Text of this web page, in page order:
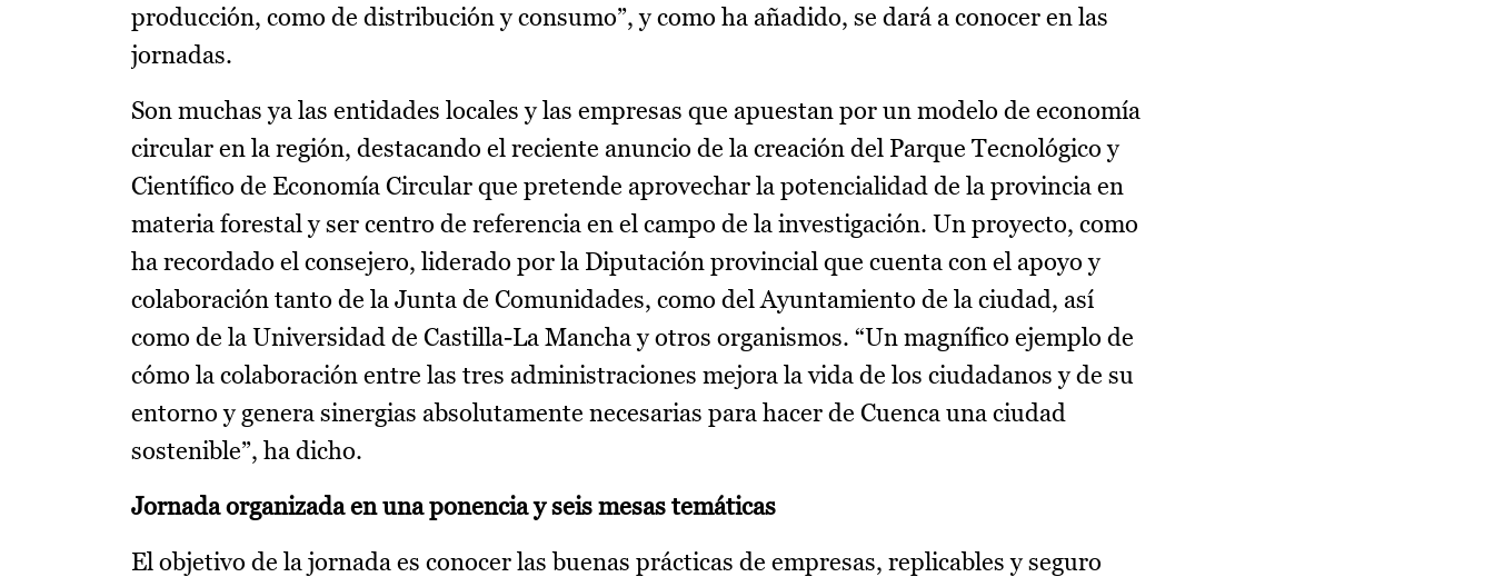
producción, como de distribución y consumo”, y como ha añadido, se dará a conocer en las
jornadas.
Son muchas ya las entidades locales y las empresas que apuestan por un modelo de economía
circular en la región, destacando el reciente anuncio de la creación del Parque Tecnológico y
Científico de Economía Circular que pretende aprovechar la potencialidad de la provincia en
materia forestal y ser centro de referencia en el campo de la investigación. Un proyecto, como
ha recordado el consejero, liderado por la Diputación provincial que cuenta con el apoyo y
colaboración tanto de la Junta de Comunidades, como del Ayuntamiento de la ciudad, así
como de la Universidad de Castilla-La Mancha y otros organismos. “Un magnífico ejemplo de
cómo la colaboración entre las tres administraciones mejora la vida de los ciudadanos y de su
entorno y genera sinergias absolutamente necesarias para hacer de Cuenca una ciudad
sostenible”, ha dicho.
Jornada organizada en una ponencia y seis mesas temáticas
El objetivo de la jornada es conocer las buenas prácticas de empresas, replicables y seguro